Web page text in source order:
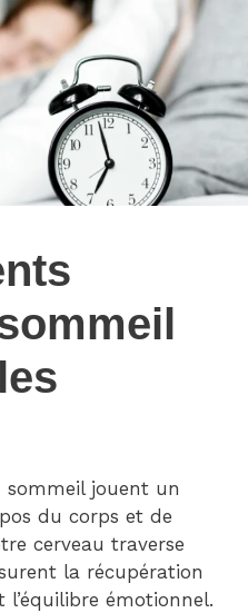
sommeil jouent un
du corps et de
cerveau traverse
la récupération
émotionnel.